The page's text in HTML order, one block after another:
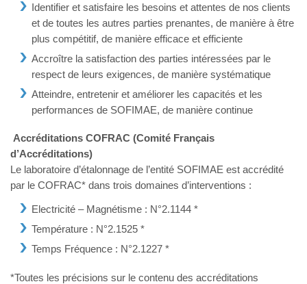
Identifier et satisfaire les besoins et attentes de nos clients
et de toutes les autres parties prenantes, de manière à être
plus compétitif, de manière efficace et efficiente
Accroître la satisfaction des parties intéressées par le
respect de leurs exigences, de manière systématique
Atteindre, entretenir et améliorer les capacités et les
performances de SOFIMAE, de manière continue
Accréditations COFRAC (Comité Français
d’Accréditations)
Le laboratoire d’étalonnage de l’entité SOFIMAE est accrédité
par le COFRAC* dans trois domaines d’interventions :
Electricité – Magnétisme : N°2.1144 *
Température : N°2.1525 *
Temps Fréquence : N°2.1227 *
*Toutes les précisions sur le contenu des accréditations